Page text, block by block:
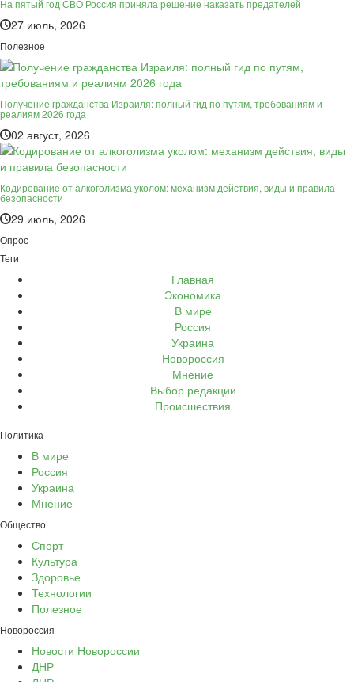
На пятый год СВО Россия приняла решение наказать предателей
27 июль, 2026
Полезное
Получение гражданства Израиля: полный гид по путям, требованиям и
реалиям 2026 года
02 август, 2026
Кодирование от алкоголизма уколом: механизм действия, виды и правила
безопасности
29 июль, 2026
Опрос
Теги
Главная
Экономика
В мире
Россия
Украина
Новороссия
Мнение
Выбор редакции
Происшествия
Политика
В мире
Россия
Украина
Мнение
Общество
Спорт
Культура
Здоровье
Технологии
Полезное
Новороссия
Новости Новороссии
ДНР